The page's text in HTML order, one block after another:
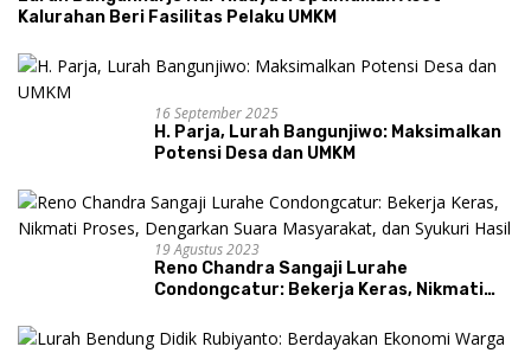
Kalurahan Beri Fasilitas Pelaku UMKM
16 September 2025
H. Parja, Lurah Bangunjiwo: Maksimalkan
Potensi Desa dan UMKM
19 Agustus 2023
Reno Chandra Sangaji Lurahe
Condongcatur: Bekerja Keras, Nikmati
dan Syukuri Hasil